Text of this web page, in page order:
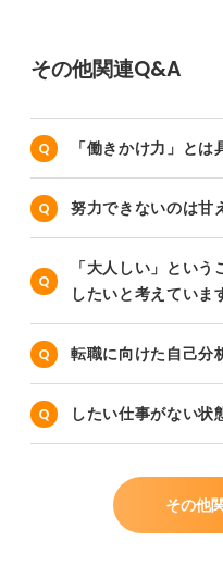
その他関連Q&A
「働きかけ力」と
努力できないのは甘
「大人しい」とい
したいと考えていま
転職に向けた自己分
したい仕事がない状
その他